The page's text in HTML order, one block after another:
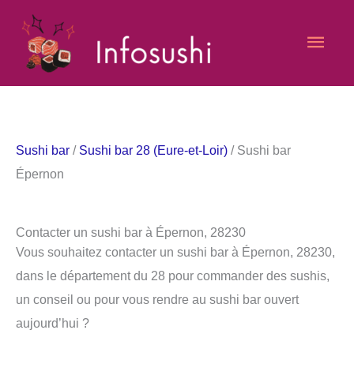
contenu
Sushi bar / Sushi bar 28 (Eure-et-Loir) / Sushi bar
Épernon
Contacter un sushi bar à Épernon, 28230
Vous souhaitez contacter un sushi bar à Épernon, 28230,
dans le département du 28 pour commander des sushis,
un conseil ou pour vous rendre au sushi bar ouvert
aujourd’hui ?